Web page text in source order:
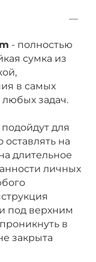
- полностью
сумка из
в самых
задач.
для
на
длительное
личных
под верхним
в
закрыта